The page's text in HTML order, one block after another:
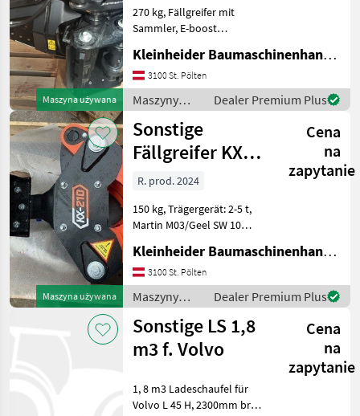
Maszyna używana
270 kg, Fällgreifer mit
Sammler, E-boost
Adaper, Schlauchpaket,
passend für 7-12 t Bagger
Maszyny budowlane
Koparka - osprzęt
Kleinheider Baumaschinenhandel GmbH.
3100 St. Pölten
Maszyny
budowlane /
Sonstige
Dealer Premium Plus
Maszyna używana
Sonstige
Fällgreifer KX
210
Cena
na
zapytanie
R. prod. 2024
150 kg, Trägergerät: 2-5 t,
Martin M03/Geel SW 10
Schnittdurchmesser max
210 mm, max. zulässiger
Druck 300 bar Maszyny
budowlane Koparka -
Kleinheider Baumaschinenhandel GmbH.
3100 St. Pölten
Maszyny
budowlane /
Sonstige
Dealer Premium Plus
Sonstige LS 1,8
m3 f. Volvo
Cena
na
zapytanie
1, 8 m3 Ladeschaufel für
Volvo L 45 H, 2300mm breit